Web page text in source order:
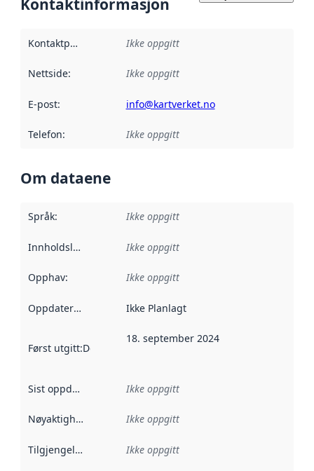
Kontaktinformasjon
Kontaktpunkt Ikke oppgitt
Nettside: Ikke oppgitt
E-post: info@kartverket.no
Telefon: Ikke oppgitt
Om dataene
Språk: Ikke oppgitt
Innholdsleverandører :
Ikke oppgitt
Opphav: Ikke oppgitt
Oppdateringsfrekvens :
Ikke Planlagt
Først utgitt:Denne datoen sier når dataene i dette
18. september 2024
Sist oppdatert Ikke oppgitt
Nøyaktighet Ikke oppgitt
Tilgjengelighet Ikke oppgitt